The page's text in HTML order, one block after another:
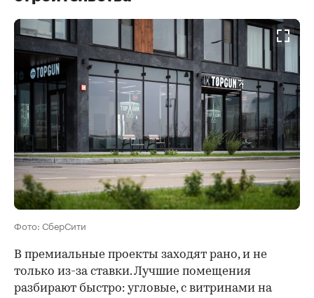
Фото: СберСити
В премиальные проекты заходят рано, и не
только из-за ставки. Лучшие помещения
разбирают быстро: угловые, с витринами на